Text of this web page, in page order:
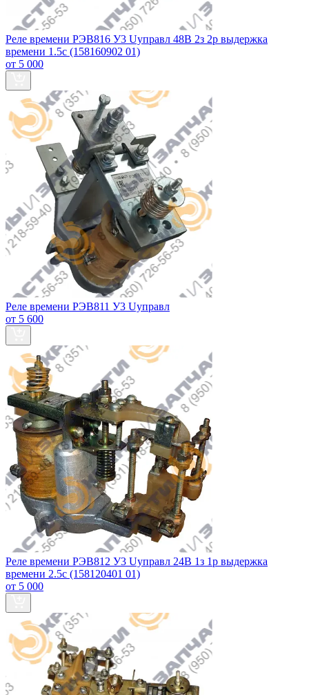
Реле времени РЭВ816 У3 Uуправл 48В 2з 2р выдержка
времени 1.5с (158160902 01)
от 5 000
Реле времени РЭВ811 У3 Uуправл
от 5 600
Реле времени РЭВ812 У3 Uуправл 24В 1з 1р выдержка
времени 2.5с (158120401 01)
от 5 000